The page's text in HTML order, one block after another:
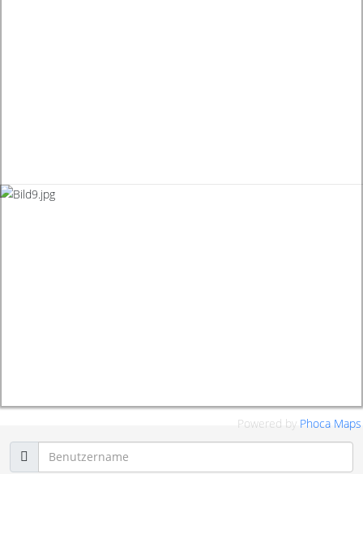
Powered by Phoca Maps